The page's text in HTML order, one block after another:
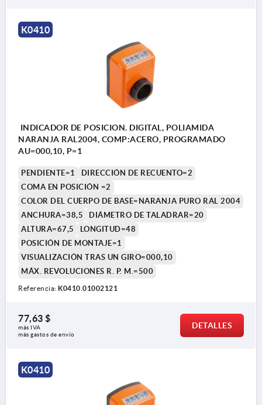
K0410
INDICADOR DE POSICION. DIGITAL, POLIAMIDA
NARANJA RAL2004, COMP:ACERO, PROGRAMADO
AU=000,10, P=1
PENDIENTE=1
DIRECCIÓN DE RECUENTO=2
COMA EN POSICIÓN =2
COLOR DEL CUERPO DE BASE=NARANJA PURO RAL 2004
ANCHURA=38,5
DIÁMETRO DE TALADRAR=20
ALTURA=67,5
LONGITUD=48
POSICIÓN DE MONTAJE=1
VISUALIZACIÓN TRAS UN GIRO=000,10
MÁX. REVOLUCIONES R. P. M.=500
Referencia: K0410.01002121
77,63 $
más IVA
más gastos de envío
DETALLES
K0410